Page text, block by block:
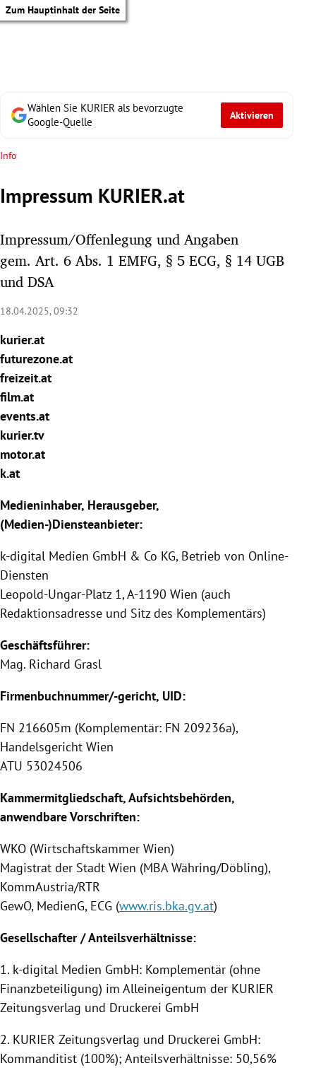
Zum Hauptinhalt der Seite
Untermenü
Untermenü
Untermenü
Untermenü
Untermenü
Untermenü
Untermenü
Untermenü
Wählen Sie KURIER als bevorzugte
Google-Quelle
Aktivieren
Info
Impressum KURIER.at
Impressum/Offenlegung und Angaben
gem. Art. 6 Abs. 1 EMFG, § 5 ECG, § 14 UGB
und DSA
18.04.2025, 09:32
kurier.at
futurezone.at
freizeit.at
film.at
events.at
kurier.tv
motor.at
k.at
Medieninhaber, Herausgeber,
(Medien-)Diensteanbieter:
k-digital Medien GmbH & Co KG, Betrieb von Online-
Diensten
Leopold-Ungar-Platz 1, A-1190 Wien (auch
Redaktionsadresse und Sitz des Komplementärs)
Geschäftsführer:
Mag. Richard Grasl
Firmenbuchnummer/-gericht, UID:
FN 216605m (Komplementär: FN 209236a),
Handelsgericht Wien
ATU 53024506
Kammermitgliedschaft, Aufsichtsbehörden,
anwendbare Vorschriften:
WKO (Wirtschaftskammer Wien)
Magistrat der Stadt Wien (MBA Währing/Döbling),
KommAustria/RTR
GewO, MedienG, ECG (www.ris.bka.gv.at)
Gesellschafter / Anteilsverhältnisse:
1. k-digital Medien GmbH: Komplementär (ohne
Finanzbeteiligung) im Alleineigentum der KURIER
Zeitungsverlag und Druckerei GmbH
2. KURIER Zeitungsverlag und Druckerei GmbH:
Kommanditist (100%); Anteilsverhältnisse: 50,56%